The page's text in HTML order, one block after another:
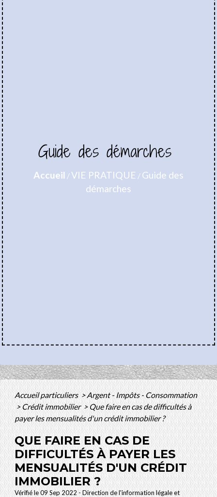
Guide des démarches
Accueil /VIE PRATIQUE / Guide des
démarches
Accueil particuliers> Argent - Impôts - Consommation
> Crédit immobilier> Que faire en cas de difficultés à
payer les mensualités d'un crédit immobilier ?
QUE FAIRE EN CAS DE
DIFFICULTÉS À PAYER LES
MENSUALITÉS D'UN CRÉDIT
IMMOBILIER ?
Vérifié le 09 Sep 2022 - Direction de l'information légale et